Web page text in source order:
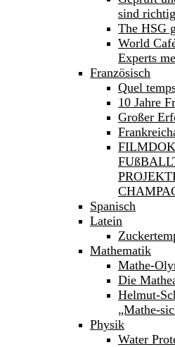
sind
The HSG
World
Experts
Französisch
Quel
10 Jahre
Großer
Spanisch
Latein
Mathematik
Mathe-
Die
Helmut-
„Mathe-
Physik
Water